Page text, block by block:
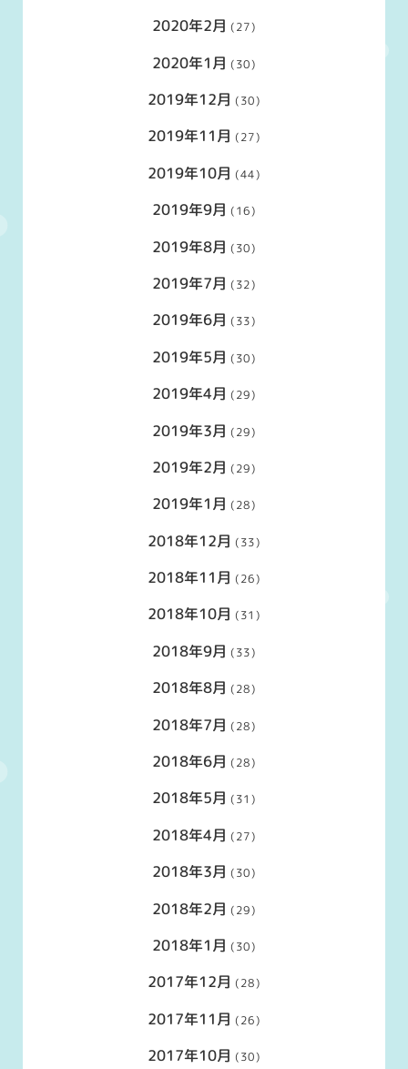
2020年2月 (27)
2020年1月 (30)
2019年12月 (30)
2019年11月 (27)
2019年10月 (44)
2019年9月 (16)
2019年8月 (30)
2019年7月 (32)
2019年6月 (33)
2019年5月 (30)
2019年4月 (29)
2019年3月 (29)
2019年2月 (29)
2019年1月 (28)
2018年12月 (33)
2018年11月 (26)
2018年10月 (31)
2018年9月 (33)
2018年8月 (28)
2018年7月 (28)
2018年6月 (28)
2018年5月 (31)
2018年4月 (27)
2018年3月 (30)
2018年2月 (29)
2018年1月 (30)
2017年12月 (28)
2017年11月 (26)
2017年10月 (30)